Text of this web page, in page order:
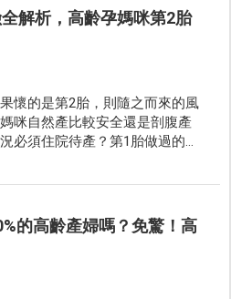
解析，高齡孕媽咪第2胎
懷的是第2胎，則隨之而來的風
咪自然產比較安全還是剖腹產
必須住院待產？第1胎做過的產
的高齡產婦嗎？免驚！高